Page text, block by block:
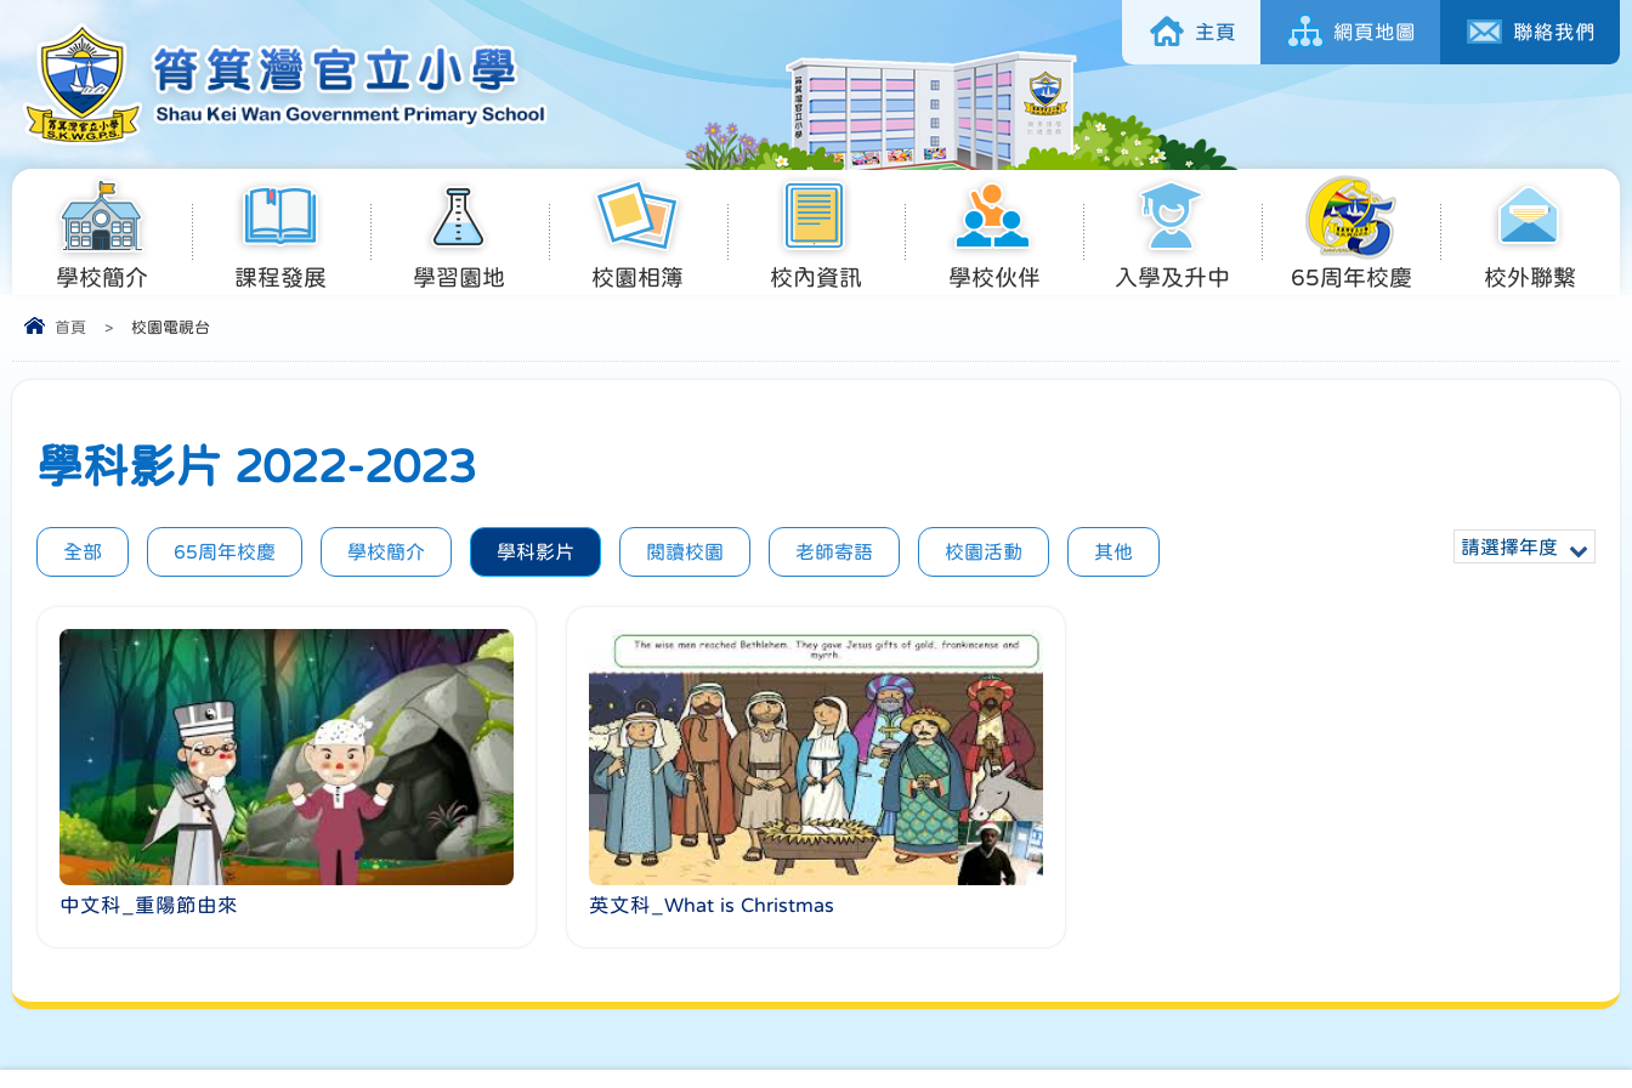
主頁 網頁地圖 聯絡我們
學校簡介 課程發展 學習園地 校園相簿 校內資訊 學校伙伴 入學及升中 65周年校慶 校外聯繫
首頁 > 校園電視台
學科影片 2022-2023
請選擇年度
全部 65周年校慶 學校簡介 學科影片 閱讀校園 老師寄語 校園活動 其他
中文科_重陽節由來 英文科_What is Christmas